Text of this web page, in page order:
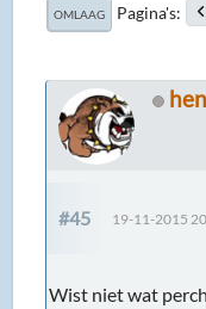
OMLAAG Pagina's
#45 19-11-2015
Wist niet wat